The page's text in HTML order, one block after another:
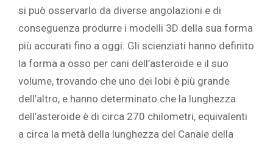
si può osservarlo da diverse angolazioni e di
conseguenza produrre i modelli 3D della sua forma
più accurati fino a oggi. Gli scienziati hanno definito
la forma a osso per cani dell’asteroide e il suo
volume, trovando che uno dei lobi è più grande
dell’altro, e hanno determinato che la lunghezza
dell’asteroide è di circa 270 chilometri, equivalenti
a circa la metà della lunghezza del Canale della